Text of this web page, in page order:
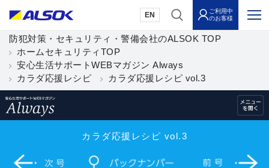
EN
ご利用中
のお客様
防犯対策・セキュリティ・警備会社のALSOK TOP
ホームセキュリティTOP
安心生活サポートWEBマガジン Always
カラダ応援レシピ
カラダ応援レシピ vol.3
カラダ応援レシピ vol.3